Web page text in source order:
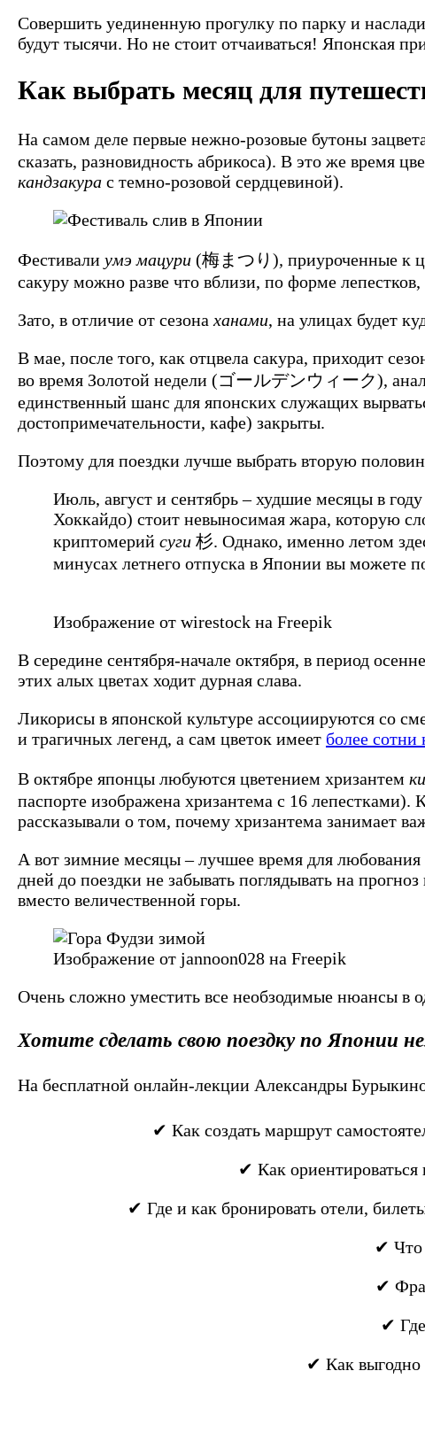
Совершить уединенную прогулку по парку и
будут тысячи. Но не стоит отчаиваться! Японская
Как выбрать месяц для
На самом деле первые нежно-розовые бутоны
сказать, разновидность абрикоса). В это же время
кандзакура c темно-розовой сердцевиной).
Фестивали умэ мацури (梅まつり), приуроченные к
сакуру можно разве что вблизи, по форме
Зато, в отличие от сезона ханами, на улицах будет
В мае, после того, как отцвела сакура, приходит
во время Золотой недели (ゴールデンウィーク),
единственный шанс для японских служащих
достопримечательности, кафе) закрыты.
Поэтому для поездки лучше выбрать вторую
Июль, август и сентябрь – худшие месяцы в
Хоккайдо) стоит невыносимая жара, которую
криптомерий суги 杉. Однако, именно летом
минусах летнего отпуска в Японии вы можете
Изображение от wirestock на Freepik
В середине сентября-начале октября, в период
этих алых цветах ходит дурная слава.
Ликорисы в японской культуре ассоциируются со
и трагичных легенд, а сам цветок имеет более сотни
В октябре японцы любуются цветением хризантем
паспорте изображена хризантема с 16
рассказывали о том, почему хризантема занимает
А вот зимние месяцы – лучшее время для
дней до поездки не забывать поглядывать на
вместо величественной горы.
Изображение от jannoon028 на Freepik
Очень сложно уместить все необзодимые нюансы в
Хотите сделать свою поездку по Японии
На бесплатной онлайн-лекции Александры
✔ Как создать маршрут
✔ Как ориентироваться
✔ Где и как бронировать отели,
✔ Что
✔
✔
✔ Как выгодно